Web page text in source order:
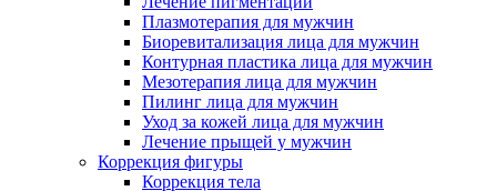
Плазмотерапия для мужчин
Биоревитализация лица для мужчин
Контурная пластика лица для мужчин
Мезотерапия лица для мужчин
Пилинг лица для мужчин
Уход за кожей лица для мужчин
Лечение прыщей у мужчин
Коррекция фигуры
Коррекция тела